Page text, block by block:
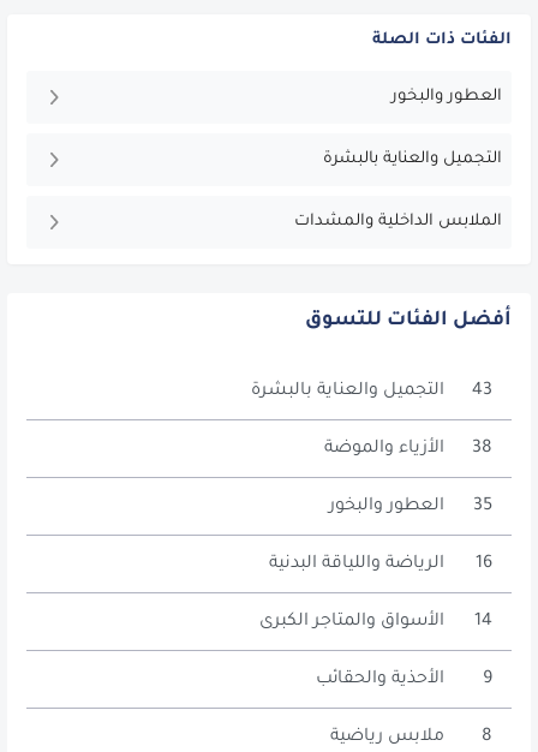
الفئات ذات الصلة
العطور والبخور
التجميل والعناية بالبشرة
الملابس الداخلية والمشدات
أفضل الفئات للتسوق
التجميل والعناية بالبشرة 43
الأزياء والموضة 38
العطور والبخور 35
الرياضة واللياقة البدنية 16
الأسواق والمتاجر الكبرى 14
الأحذية والحقائب 9
ملابس رياضية 8